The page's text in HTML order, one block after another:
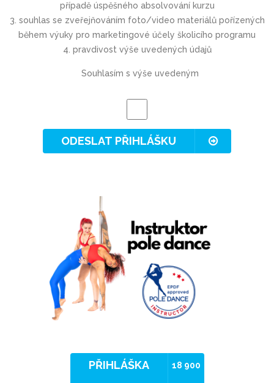
případě úspěšného absolvování kurzu
3. souhlas se zveřejňováním foto/video materiálů pořízených
během výuky pro marketingové účely školicího programu
4. pravdivost výše uvedených údajů
Souhlasím s výše uvedeným
ODESLAT PŘIHLÁŠKU
PŘIHLÁŠKA 18 900